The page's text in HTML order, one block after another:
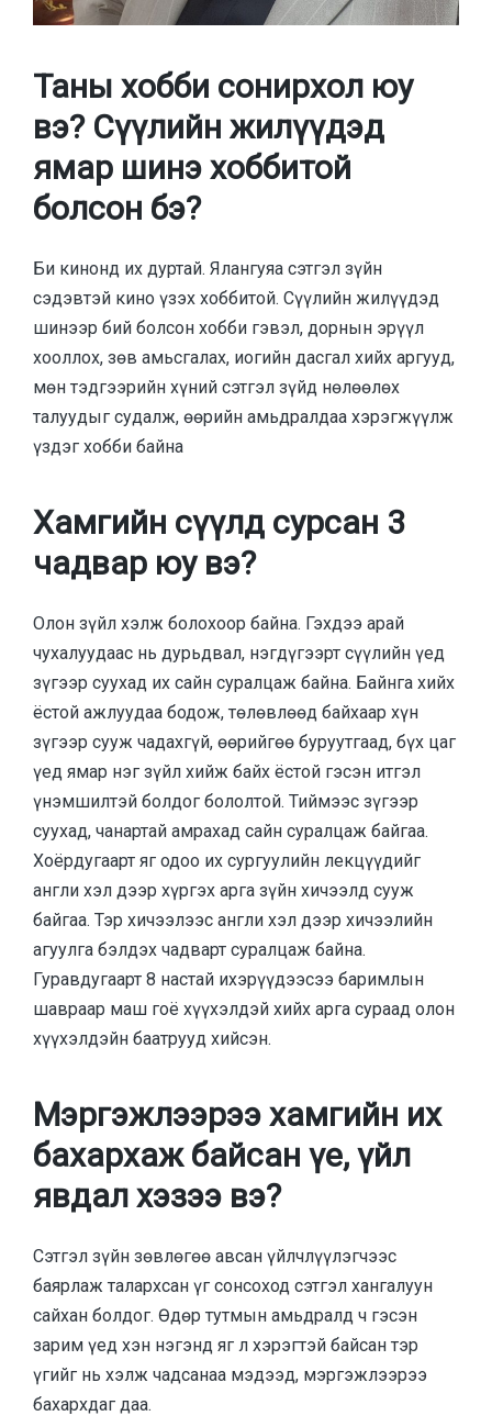
Таны хобби сонирхол юу
вэ? Сүүлийн жилүүдэд
ямар шинэ хоббитой
болсон бэ?
Би кинонд их дуртай. Ялангуяа сэтгэл зүйн
сэдэвтэй кино үзэх хоббитой. Сүүлийн жилүүдэд
шинээр бий болсон хобби гэвэл, дорнын эрүүл
хооллох, зөв амьсгалах, иогийн дасгал хийх аргууд,
мөн тэдгээрийн хүний сэтгэл зүйд нөлөөлөх
талуудыг судалж, өөрийн амьдралдаа хэрэгжүүлж
үздэг хобби байна
Хамгийн сүүлд сурсан 3
чадвар юу вэ?
Олон зүйл хэлж болохоор байна. Гэхдээ арай
чухалуудаас нь дурьдвал, нэгдүгээрт сүүлийн үед
зүгээр суухад их сайн суралцаж байна. Байнга хийх
ёстой ажлуудаа бодож, төлөвлөөд байхаар хүн
зүгээр сууж чадахгүй, өөрийгөө буруутгаад, бүх цаг
үед ямар нэг зүйл хийж байх ёстой гэсэн итгэл
үнэмшилтэй болдог бололтой. Тиймээс зүгээр
суухад, чанартай амрахад сайн суралцаж байгаа.
Хоёрдугаарт яг одоо их сургуулийн лекцүүдийг
англи хэл дээр хүргэх арга зүйн хичээлд сууж
байгаа. Тэр хичээлээс англи хэл дээр хичээлийн
агуулга бэлдэх чадварт суралцаж байна.
Гуравдугаарт 8 настай ихэрүүдээсээ баримлын
шавраар маш гоё хүүхэлдэй хийх арга сураад олон
хүүхэлдэйн баатрууд хийсэн.
Мэргэжлээрээ хамгийн их
бахархаж байсан үе, үйл
явдал хэзээ вэ?
Сэтгэл зүйн зөвлөгөө авсан үйлчлүүлэгчээс
баярлаж талархсан үг сонсоход сэтгэл хангалуун
сайхан болдог. Өдөр тутмын амьдралд ч гэсэн
зарим үед хэн нэгэнд яг л хэрэгтэй байсан тэр
үгийг нь хэлж чадсанаа мэдээд, мэргэжлээрээ
бахархдаг даа.